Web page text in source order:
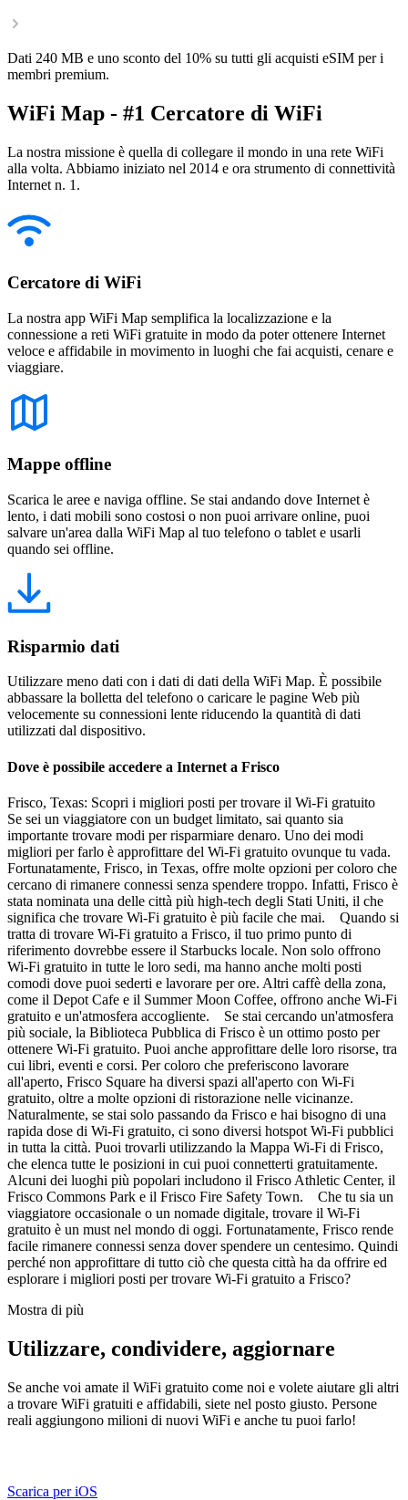
Dati 240 MB e uno sconto del 10% su tutti gli acquisti eSIM per i
membri premium.
WiFi Map - #1 Cercatore di WiFi
La nostra missione è quella di collegare il mondo in una rete WiFi
alla volta. Abbiamo iniziato nel 2014 e ora strumento di connettività
Internet n. 1.
Cercatore di WiFi
La nostra app WiFi Map semplifica la localizzazione e la
connessione a reti WiFi gratuite in modo da poter ottenere Internet
veloce e affidabile in movimento in luoghi che fai acquisti, cenare e
viaggiare.
Mappe offline
Scarica le aree e naviga offline. Se stai andando dove Internet è
lento, i dati mobili sono costosi o non puoi arrivare online, puoi
salvare un'area dalla WiFi Map al tuo telefono o tablet e usarli
quando sei offline.
Risparmio dati
Utilizzare meno dati con i dati di dati della WiFi Map. È possibile
abbassare la bolletta del telefono o caricare le pagine Web più
velocemente su connessioni lente riducendo la quantità di dati
utilizzati dal dispositivo.
Dove è possibile accedere a Internet a Frisco
Frisco, Texas: Scopri i migliori posti per trovare il Wi-Fi gratuito
Se sei un viaggiatore con un budget limitato, sai quanto sia
importante trovare modi per risparmiare denaro. Uno dei modi
migliori per farlo è approfittare del Wi-Fi gratuito ovunque tu vada.
Fortunatamente, Frisco, in Texas, offre molte opzioni per coloro che
cercano di rimanere connessi senza spendere troppo. Infatti, Frisco è
stata nominata una delle città più high-tech degli Stati Uniti, il che
significa che trovare Wi-Fi gratuito è più facile che mai. Quando si
tratta di trovare Wi-Fi gratuito a Frisco, il tuo primo punto di
riferimento dovrebbe essere il Starbucks locale. Non solo offrono
Wi-Fi gratuito in tutte le loro sedi, ma hanno anche molti posti
comodi dove puoi sederti e lavorare per ore. Altri caffè della zona,
come il Depot Cafe e il Summer Moon Coffee, offrono anche Wi-Fi
gratuito e un'atmosfera accogliente. Se stai cercando un'atmosfera
più sociale, la Biblioteca Pubblica di Frisco è un ottimo posto per
ottenere Wi-Fi gratuito. Puoi anche approfittare delle loro risorse, tra
cui libri, eventi e corsi. Per coloro che preferiscono lavorare
all'aperto, Frisco Square ha diversi spazi all'aperto con Wi-Fi
gratuito, oltre a molte opzioni di ristorazione nelle vicinanze.
Naturalmente, se stai solo passando da Frisco e hai bisogno di una
rapida dose di Wi-Fi gratuito, ci sono diversi hotspot Wi-Fi pubblici
in tutta la città. Puoi trovarli utilizzando la Mappa Wi-Fi di Frisco,
che elenca tutte le posizioni in cui puoi connetterti gratuitamente.
Alcuni dei luoghi più popolari includono il Frisco Athletic Center, il
Frisco Commons Park e il Frisco Fire Safety Town. Che tu sia un
viaggiatore occasionale o un nomade digitale, trovare il Wi-Fi
gratuito è un must nel mondo di oggi. Fortunatamente, Frisco rende
facile rimanere connessi senza dover spendere un centesimo. Quindi
perché non approfittare di tutto ciò che questa città ha da offrire ed
esplorare i migliori posti per trovare Wi-Fi gratuito a Frisco?
Mostra di più
Utilizzare, condividere, aggiornare
Se anche voi amate il WiFi gratuito come noi e volete aiutare gli altri
a trovare WiFi gratuiti e affidabili, siete nel posto giusto. Persone
reali aggiungono milioni di nuovi WiFi e anche tu puoi farlo!
Scarica per iOS